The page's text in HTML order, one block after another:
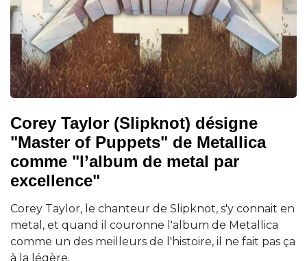
Corey Taylor (Slipknot) désigne
"Master of Puppets" de Metallica
comme "l’album de metal par
excellence"
Corey Taylor, le chanteur de Slipknot, s'y connait en
metal, et quand il couronne l'album de Metallica
comme un des meilleurs de l'histoire, il ne fait pas ça
à la légère.